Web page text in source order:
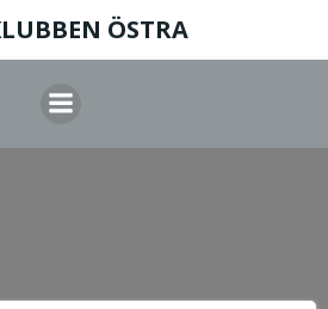
Hoppa
till
ÖSTRA